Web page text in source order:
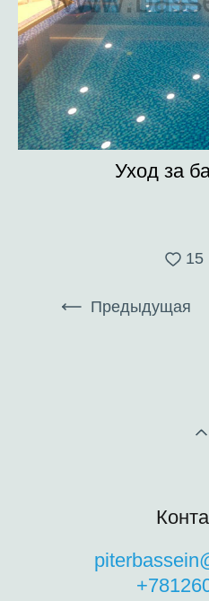
Уход за
15
Предыдущая